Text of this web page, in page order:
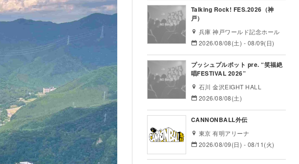
Talking Rock! FES.2026（神
戸）
兵庫 神戸ワールド記念ホール
2026/08/08(土) - 08/09(日)
プッシュプルポット pre. “笑福絶
唱FESTIVAL 2026”
石川 金沢EIGHT HALL
2026/08/08(土)
CANNONBALL外伝
東京 有明アリーナ
2026/08/09(日) - 08/11(火)